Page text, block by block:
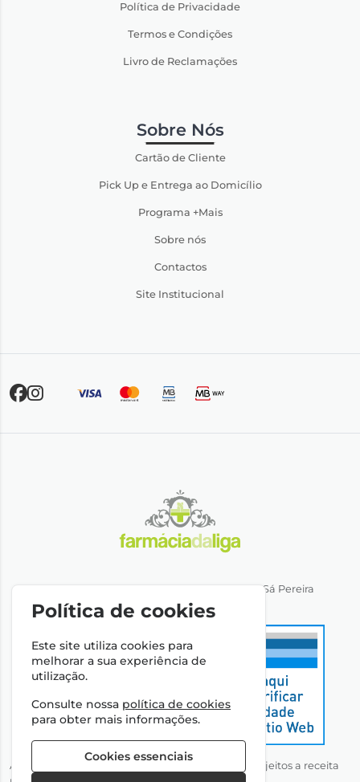
Política de Privacidade
Termos e Condições
Livro de Reclamações
Sobre Nós
Cartão de Cliente
Pick Up e Entrega ao Domicílio
Programa +Mais
Sobre nós
Contactos
Site Institucional
Direção Técnica: Dra. Ana Rita Miranda de Sá Pereira
NIPC: 501064974
Autorizado a disponibilizar medicamentos não sujeitos a receita
Política de cookies
Este site utiliza cookies para
melhorar a sua experiência de
utilização.
Consulte nossa política de cookies
para obter mais informações.
Cookies essenciais